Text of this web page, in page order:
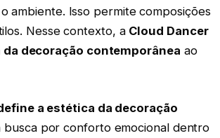
ambiente. Isso permite composições
Nesse contexto, a Cloud Dancer
decoração contemporânea ao
a estética da decoração
busca por conforto emocional dentro